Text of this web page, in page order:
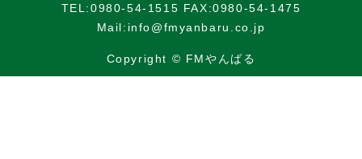
TEL:0980-54-1515 FAX:0980-54-1475
Mail:info@fmyanbaru.co.jp
Copyright © FMやんばる